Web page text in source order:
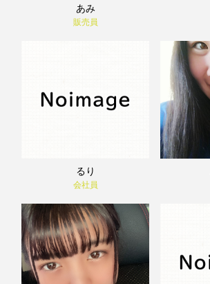
あみ
販売員
るり
会社員